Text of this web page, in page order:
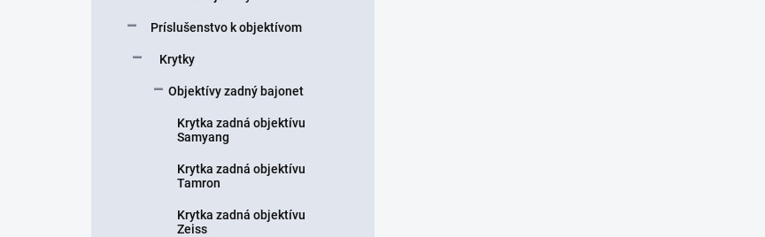
Príslušenstvo k objektívom
Krytky
Objektívy zadný bajonet
Krytka zadná objektívu
Samyang
Krytka zadná objektívu
Tamron
Krytka zadná objektívu
Zeiss